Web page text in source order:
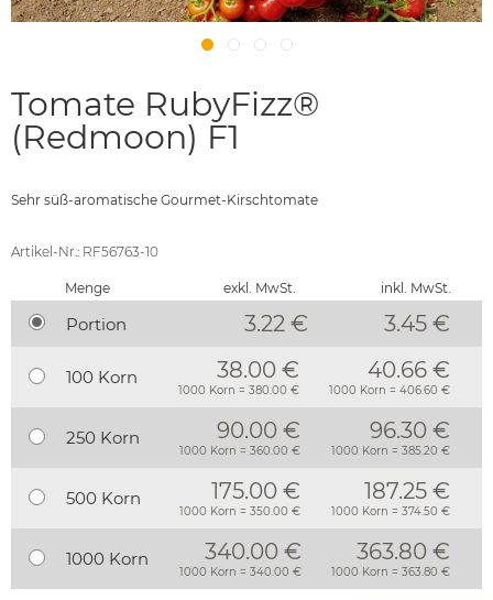
Tomate RubyFizz®
(Redmoon) F1
Sehr süß-aromatische Gourmet-Kirschtomate
Artikel-Nr.: RF56763-10
Menge exkl. MwSt. inkl. MwSt.
Portion 3.22 € 3.45 €
100 Korn 38.00 €
1000 Korn = 380.00 €
40.66 €
1000 Korn = 406.60 €
250 Korn 90.00 €
1000 Korn = 360.00 €
96.30 €
1000 Korn = 385.20 €
500 Korn 175.00 €
1000 Korn = 350.00 €
187.25 €
1000 Korn = 374.50 €
1000 Korn 340.00 €
1000 Korn = 340.00 €
363.80 €
1000 Korn = 363.80 €